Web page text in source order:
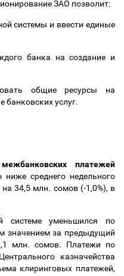
ЗАО позволит:
системы и ввести единые
банка на создание и
общие ресурсы на
банковских услуг.
платежей
среднего недельного
34,5 млн. сомов (-1,0%), в
системе уменьшился по
значением за предыдущий
млн. сомов. Платежи по
казначейства
клиринговых платежей,